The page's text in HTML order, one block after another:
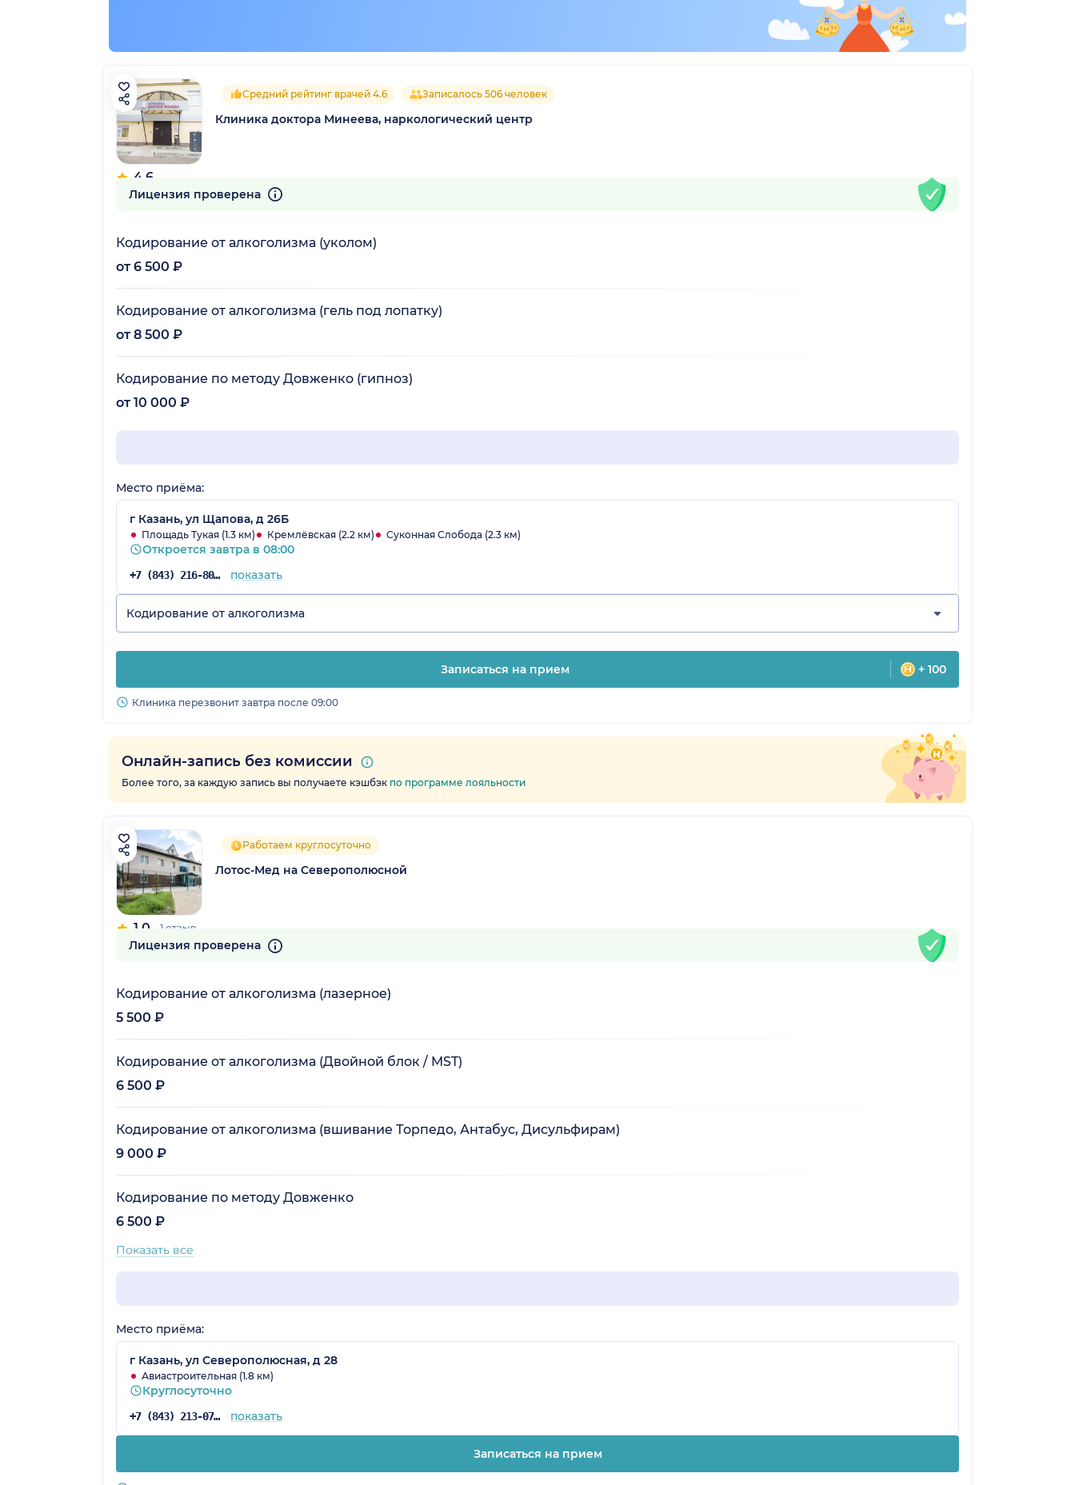
4.6
15 отзывов
Средний рейтинг врачей 4.6 Записалось 506 человек
Клиника доктора Минеева, наркологический центр
Лицензия проверена
Кодирование от алкоголизма (уколом)
от 6 500 ₽
Кодирование от алкоголизма (гель под лопатку)
от 8 500 ₽
Кодирование по методу Довженко (гипноз)
от 10 000 ₽
Место приёма:
г Казань, ул Щапова, д 26Б
Площадь Тукая (1.3 км) Кремлёвская (2.2 км) Суконная Слобода (2.3 км)
Откроется завтра в 08:00
+7 (843) 216-80-36 показать
Кодирование от алкоголизма
Записаться на прием + 100
Клиника перезвонит завтра после 09:00
Онлайн-запись без комиссии
Более того, за каждую запись вы получаете кэшбэк по программе лояльности
1.0 1 отзыв
Работаем круглосуточно
Лотос-Мед на Северополюсной
Лицензия проверена
Кодирование от алкоголизма (лазерное)
5 500 ₽
Кодирование от алкоголизма (Двойной блок / MST)
6 500 ₽
Кодирование от алкоголизма (вшивание Торпедо, Антабус, Дисульфирам)
9 000 ₽
Кодирование по методу Довженко
6 500 ₽
Показать все
Место приёма:
г Казань, ул Северополюсная, д 28
Авиастроительная (1.8 км)
Круглосуточно
+7 (843) 213-07-58 показать
Записаться на прием